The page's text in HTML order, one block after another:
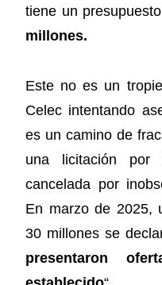
tiene un
millones.
Este no es un
Celec intentando
es un camino de
una licitación por
cancelada por
En marzo de 2025,
30 millones se
presentaron